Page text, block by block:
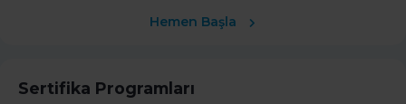
Hemen Başla
Sertifika Programları